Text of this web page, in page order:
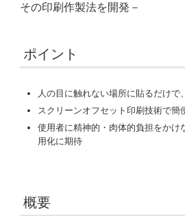
その印刷作製法を開発－
ポイント
人の目に触れない場所に貼るだけで
スクリーンオフセット印刷技術で簡
使用者に精神的・肉体的負担をかけ
用化に期待
概要